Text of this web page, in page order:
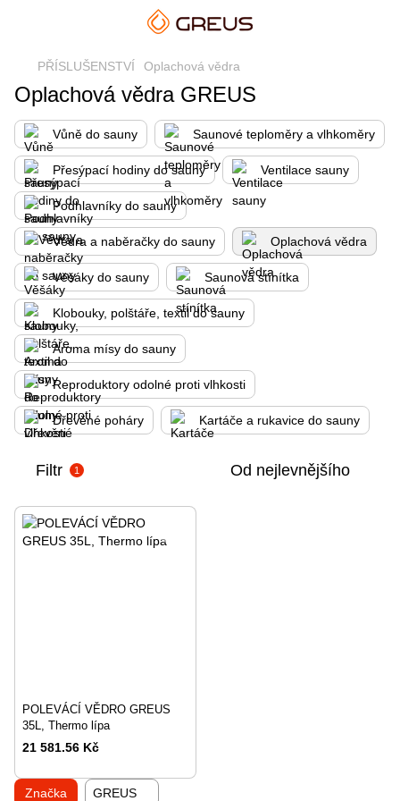
PŘÍSLUŠENSTVÍ Oplachová vědra
Oplachová vědra GREUS
Vůně do sauny Saunové teploměry a vlhkoměry
Přesýpací hodiny do sauny Ventilace sauny
Podhlavníky do sauny
Vědra a naběračky do sauny Oplachová vědra
Věšáky do sauny Saunová stínítka
Klobouky, polštáře, textil do sauny
Aroma mísy do sauny
Reproduktory odolné proti vlhkosti
Dřevěné poháry Kartáče a rukavice do sauny
Filtr 1 Od nejlevnějšího
POLEVÁCÍ VĚDRO GREUS
35L, Thermo lípa
21 581.56 Kč
Značka GREUS